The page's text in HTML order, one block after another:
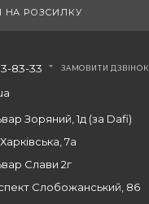
НА РОЗСИЛКУ
83-33 ЗАМОВИТИ ДЗВІНОК
Зоряний, 1д (за Dafi)
7а
Слави 2г
Слобожанський, 86